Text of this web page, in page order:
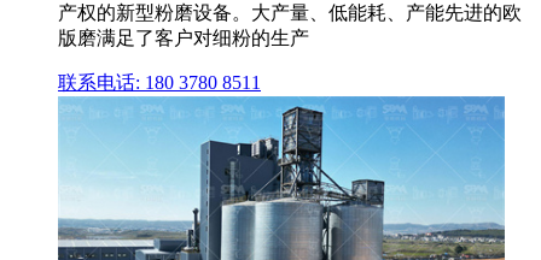
产权的新型粉磨设备。大产量、低能耗、产能先进的欧
版磨满足了客户对细粉的生产
联系电话: 180 3780 8511